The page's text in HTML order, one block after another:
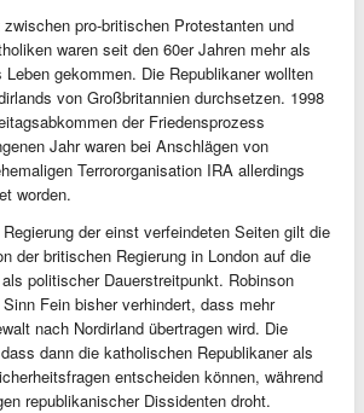
pro-britischen Protestanten und
waren seit den 60er Jahren mehr als
gekommen. Die Republikaner wollten
von Großbritannien durchsetzen. 1998
der Friedensprozess
Jahr waren bei Anschlägen von
Terrororganisation IRA allerdings
worden.
der einst verfeindeten Seiten gilt die
der britischen Regierung in London auf die
politischer Dauerstreitpunkt. Robinson
Fein bisher verhindert, dass mehr
nach Nordirland übertragen wird. Die
dann die katholischen Republikaner als
entscheiden können, während
republikanischer Dissidenten droht.